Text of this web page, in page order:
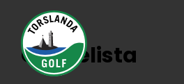
Önskelista